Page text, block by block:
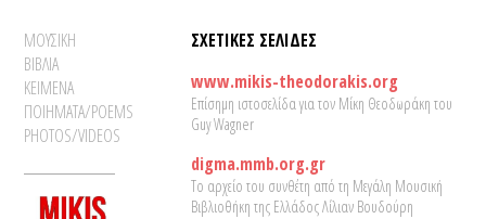
ΜΟΥΣΙΚΗ
ΒΙΒΛΙΑ
ΚΕΙΜΕΝΑ
ΠΟΙΗΜΑΤΑ/POEMS
PHOTOS/VIDEOS
ΣΧΕΤΙΚΕΣ ΣΕΛΙΔΕΣ
www.mikis-theodorakis.org
Επίσημη ιστοσελίδα για τον Μίκη Θεοδωράκη του
Guy Wagner
digma.mmb.org.gr
Το αρχείο του συνθέτη από τη Μεγάλη Μουσική
Βιβλιοθήκη της Ελλάδος Λίλιαν Βουδούρη